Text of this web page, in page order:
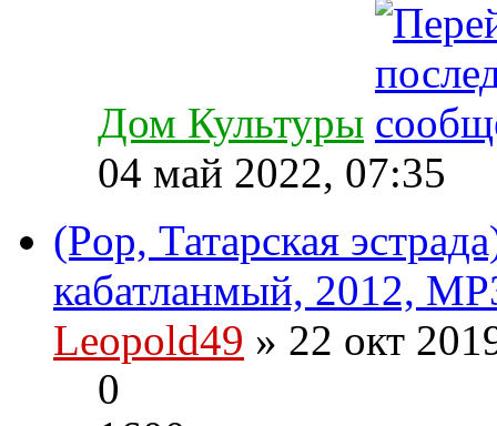
Дом Культуры
04 май 2022, 07:35
(Pop, Татарская
кабатланмый, 2012,
Leopold49 » 22 окт
0